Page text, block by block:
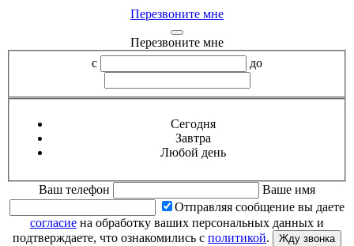
Перезвоните мне
Перезвоните мне
с
до
Сегодня
Завтра
Любой день
Ваш телефон
Ваше имя
Отправляя сообщение вы даете
согласие на обработку ваших персональных данных и
подтверждаете, что ознакомились с политикой. Жду звонка